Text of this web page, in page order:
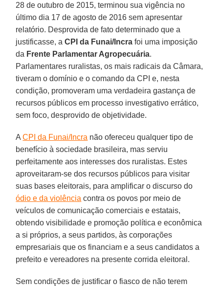
28 de outubro de 2015, terminou sua vigência no
último dia 17 de agosto de 2016 sem apresentar
relatório. Desprovida de fato determinado que a
justificasse, aCPI da Funai/Incra foi uma imposição
da Frente Parlamentar Agropecuária.
Parlamentares ruralistas, os mais radicais da Câmara,
tiveram o domínio e o comando da CPI e, nesta
condição, promoveram uma verdadeira gastança de
recursos públicos em processo investigativo errático,
sem foco, desprovido de objetividade.
ACPI da Funai/Incra não ofereceu qualquer tipo de
benefício à sociedade brasileira, mas serviu
perfeitamente aos interesses dos ruralistas. Estes
aproveitaram-se dos recursos públicos para visitar
suas bases eleitorais, para amplificar o discurso do
ódio e da violência contra os povos por meio de
veículos de comunicação comerciais e estatais,
obtendo visibilidade e promoção política e econômica
a si próprios, a seus partidos, às corporações
empresariais que os financiam e a seus candidatos a
prefeito e vereadores na presente corrida eleitoral.
Sem condições de justificar o fiasco de não terem